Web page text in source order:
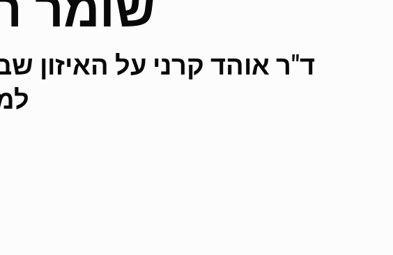
ד"ר אוהד קרני על האיזון